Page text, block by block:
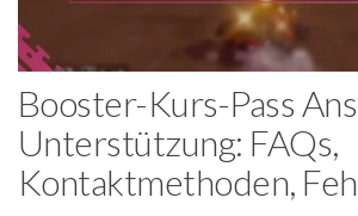
Booster-Kurs-Pass
Unterstützung: FAQs,
Kontaktmethoden,